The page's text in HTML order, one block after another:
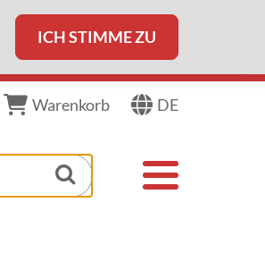
ICH STIMME ZU
Warenkorb DE
Toggle